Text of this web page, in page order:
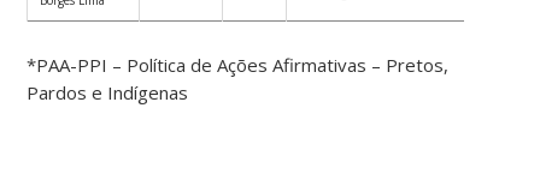
*PAA-PPI – Política de Ações Afirmativas – Pretos,
Pardos e Indígenas